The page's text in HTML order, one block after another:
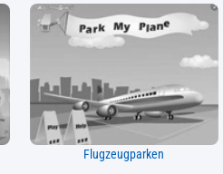
Flugzeugparken